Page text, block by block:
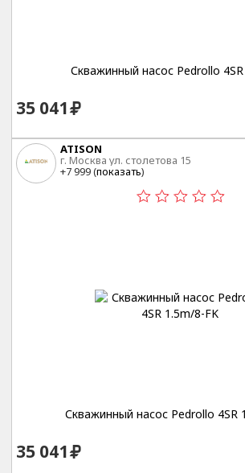
Скважинный насос Pedrollo
35 041
ATISON
г. Москва ул. столетова 15
+7 999 (показать)
Скважинный насос Pedrollo 4SR
35 041